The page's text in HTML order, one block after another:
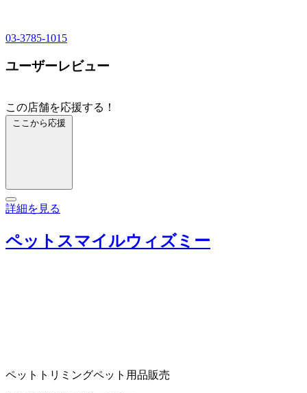
03-3785-1015
ユーザーレビュー
この店舗を応援する！
ここから応援
詳細を見る
ペットスマイルウィズミー
ペットトリミングペット用品販売